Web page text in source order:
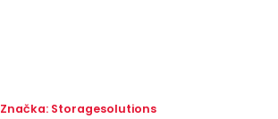
Značka: Storagesolutions